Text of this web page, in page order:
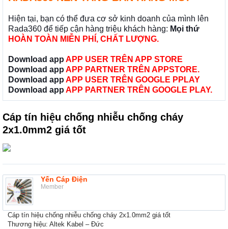
Hiện tại, bạn có thể đưa cơ sở kinh doanh của mình lên
Rada360 để tiếp cận hàng triệu khách hàng: Mọi thứ
HOÀN TOÀN MIỄN PHÍ, CHẤT LƯỢNG.
Download app APP USER TRÊN APP STORE
Download app APP PARTNER TRÊN APPSTORE.
Download app APP USER TRÊN GOOGLE PPLAY
Download app APP PARTNER TRÊN GOOGLE PLAY.
Cáp tín hiệu chống nhiễu chống cháy
2x1.0mm2 giá tốt
Yến Cáp Điện
Member
Cáp tín hiệu chống nhiễu chống cháy 2x1.0mm2 giá tốt
Thương hiệu: Altek Kabel – Đức